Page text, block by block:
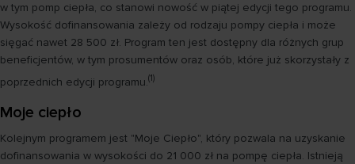
w tym pomp ciepła, co stanowi nowość w piątej edycji tego programu.
Wysokość dofinansowania zależy od rodzaju pompy ciepła i może
sięgać nawet 28 500 zł. Program ten jest dostępny dla różnych grup
beneficjentów, w tym prosumentów oraz osób, które już skorzystały z
poprzednich edycji programu.(1)
Moje ciepło
Kolejnym programem jest "Moje Ciepło", który pozwala na uzyskanie
dofinansowania w wysokości do 21 000 zł na pompę ciepła. Istnieją